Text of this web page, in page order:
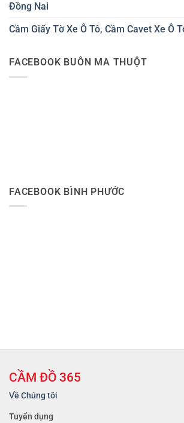
Đồng Nai
Cầm Giấy Tờ Xe Ô Tô, Cầm Cavet Xe Ô
FACEBOOK BUÔN MA THUỘT
FACEBOOK BÌNH PHƯỚC
CẦM ĐỒ 365
Về Chúng tôi
Tuyển dụng